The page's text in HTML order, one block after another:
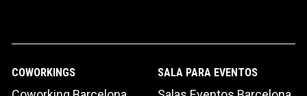
COWORKINGS SALA PARA EVENTOS